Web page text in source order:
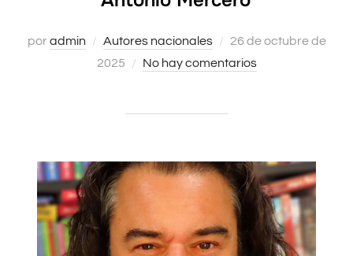
poradmin Autores nacionales
Publicado
el
26 de octubre de
2025
No hay comentarios